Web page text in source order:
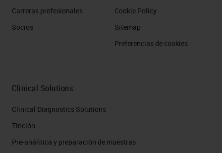
Carreras profesionales
Socios
Cookie Policy
Sitemap
Preferencias de cookies
Clinical Solutions
Clinical Diagnostics Solutions
Tinción
Pre-análitica y preparación de muestras